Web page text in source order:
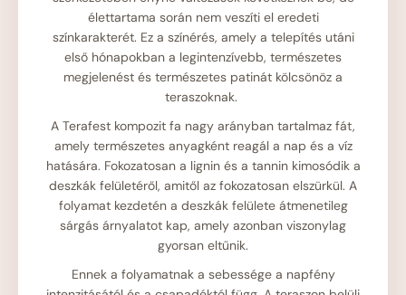
élettartama során nem veszíti el eredeti
színkarakterét. Ez a színérés, amely a telepítés utáni
első hónapokban a legintenzívebb, természetes
megjelenést és természetes patinát kölcsönöz a
teraszoknak.
A Terafest kompozit fa nagy arányban tartalmaz fát,
amely természetes anyagként reagál a nap és a víz
hatására. Fokozatosan a lignin és a tannin kimosódik a
deszkák felületéről, amitől az fokozatosan elszürkül. A
folyamat kezdetén a deszkák felülete átmenetileg
sárgás árnyalatot kap, amely azonban viszonylag
gyorsan eltűnik.
Ennek a folyamatnak a sebessége a napfény